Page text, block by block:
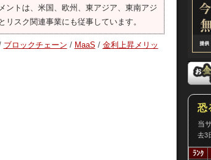
ントは、米国、欧州、東アジア、東南アジ
スク関連事業にも従事しています。
ブロックチェーン / MaaS / 金利上昇メリッ
恐
当
去3
ﾗﾝｸ